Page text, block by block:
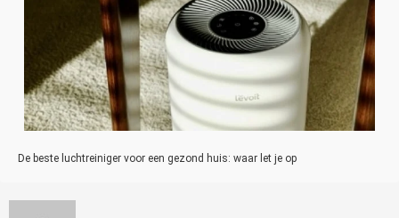
De beste luchtreiniger voor een gezond huis: waar let je op